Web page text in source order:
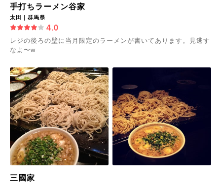
手打ちラーメン谷家
太田｜群馬県
4.0
レジの後ろの壁に当月限定のラーメンが書いてあります。見逃す
なよ〜w
三國家